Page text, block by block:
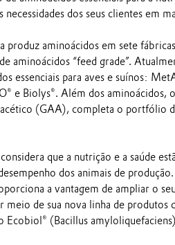
necessidades dos seus clientes em
produz aminoácidos em sete
aminoácidos “feed grade”.
essenciais para aves e suínos:
e Biolys®. Além dos
(GAA), completa o portfólio
que a nutrição e a saúde
dos animais de
a vantagem de ampliar o
meio de sua nova linha de produtos
Ecobiol® (Bacillus